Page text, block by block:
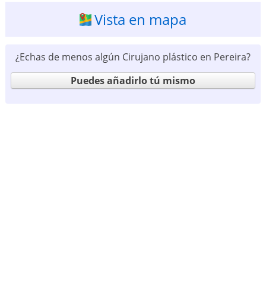
Vista en mapa
¿Echas de menos algún Cirujano plástico en Pereira?
Puedes añadirlo tú mismo